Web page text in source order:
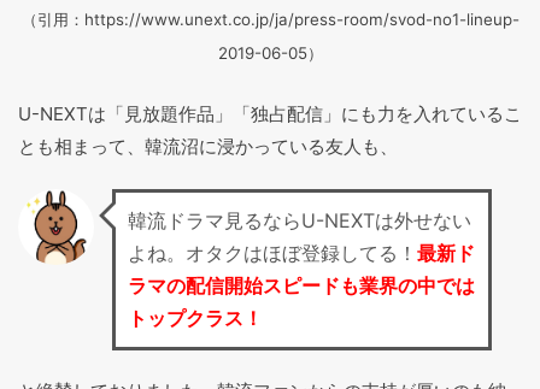
（引用：https://www.unext.co.jp/ja/press-room/svod-no1-lineup-
2019-06-05）
U-NEXTは「見放題作品」「独占配信」にも力を入れているこ
とも相まって、韓流沼に浸かっている友人も、
韓流ドラマ見るならU-NEXTは外せない
よね。オタクはほぼ登録してる！ 最新ド
ラマの配信開始スピードも業界の中では
トップクラス！